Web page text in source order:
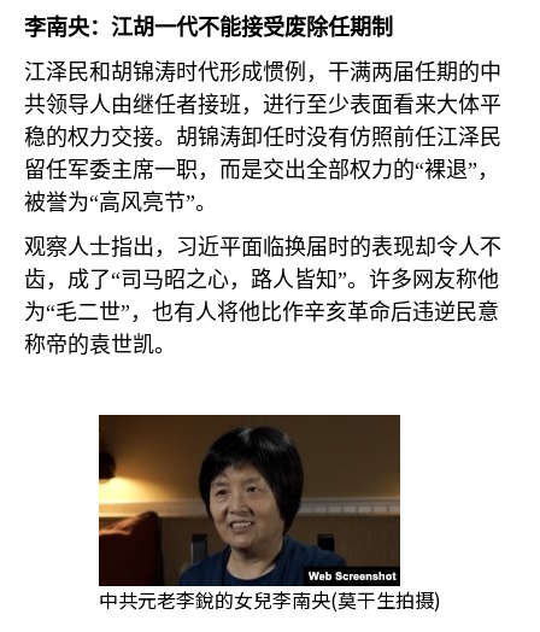
李南央：江胡一代不能接受废除任期制
江泽民和胡锦涛时代形成惯例，干满两届任期的中
共领导人由继任者接班，进行至少表面看来大体平
稳的权力交接。胡锦涛卸任时没有仿照前任江泽民
留任军委主席一职，而是交出全部权力的“裸退”，
被誉为“高风亮节”。
观察人士指出，习近平面临换届时的表现却令人不
齿，成了“司马昭之心，路人皆知”。许多网友称他
为“毛二世”，也有人将他比作辛亥革命后违逆民意
称帝的袁世凯。
中共元老李銳的女兒李南央(莫干生拍摄)